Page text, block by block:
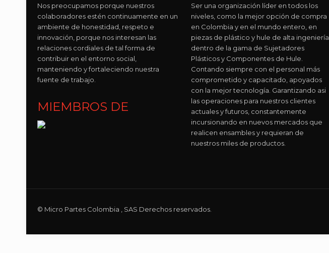
Nos preocupamos porque nuestros
colaboradores estén continuamente en un
ambiente de honestidad, respeto e
innovación, porque nos interesan las
relaciones cordiales de tal forma de
contribuir en el entorno social,
manteniendo y fortaleciendo nuestra
fuente de trabajo.
MIEMBROS DE
Ser una organización líder en todos los
niveles, como la mejor opción de compra
en Colombia y en el mundo entero, en
piezas de plástico y hule de alta ingeniería
dentro de la gama de Sujetadores
Plásticos y Componentes de Hule.
Contando siempre con el personal más
comprometido y capacitado, apoyados
con la mejor tecnología. Garantizando asi
las operaciones para nuestros clientes
actuales y futuros, constantemente
incursionando en nuevos mercados que
realicen ensambles y requieran de
nuestros miles de productos.
© Micro Partes Colombia , SAS Derechos reservados.